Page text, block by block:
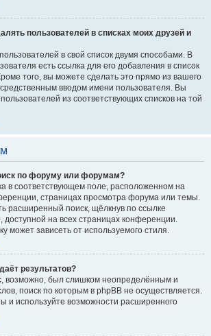
пользователей в списках моих друзей и
в свой список двумя способами. В
есть ссылка для его добавления в список
того, вы можете сделать это прямо из вашего
вводом имени пользователя. Вы
из соответствующих списков на той
по форуму или форумам?
в соответствующем поле, расположенном на
страницах просмотра форума или темы.
расширенный поиск, щёлкнув по ссылке
на всех страницах конференции.
может зависеть от используемого стиля.
результатов?
возможно, был слишком неопределённым и
поиск по которым в phpBB не осуществляется.
и используйте возможности расширенного